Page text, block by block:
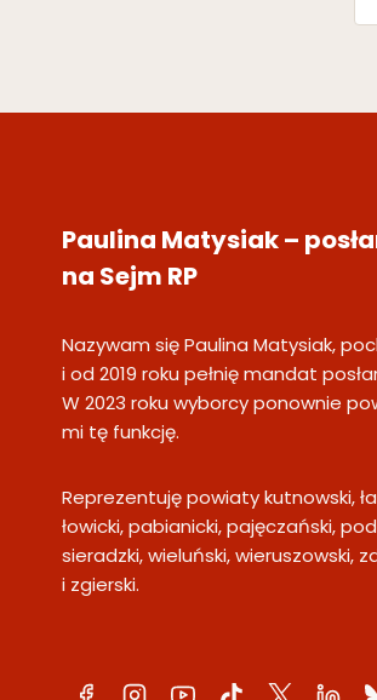
Paulina Matysiak –
na Sejm RP
Nazywam się Paulina Matysiak,
i od 2019 roku pełnię mandat
W 2023 roku wyborcy ponownie
mi tę funkcję.
Reprezentuję powiaty kutnowski,
łowicki, pabianicki, pajęczański,
sieradzki, wieluński, wieruszowski,
i zgierski.